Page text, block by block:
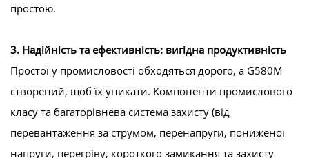
простою.
3. Надійність та ефективність: вигідна продуктивність
Простої у промисловості обходяться дорого, а G580M
створений, щоб їх уникати. Компоненти промислового
класу та багаторівнева система захисту (від
перевантаження за струмом, перенапруги, пониженої
напруги, перегріву, короткого замикання та захисту